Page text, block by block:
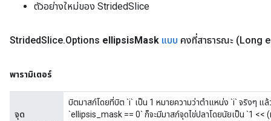
ตัวอย่างใหม่ของ StridedSlice
StridedSlice.Options ellipsisMask แบบ คงที่สาธารณะ (Long
พารามิเตอร์
จุด
บิตมาสก์โดยที่บิต `i` เป็น 1 หมายความว่าตำแหน่ง `i` จริงๆ แ
`ellipsis_mask == 0` ก็จะมีมาสก์จุดไข่ปลาโดยนัยเป็น `1